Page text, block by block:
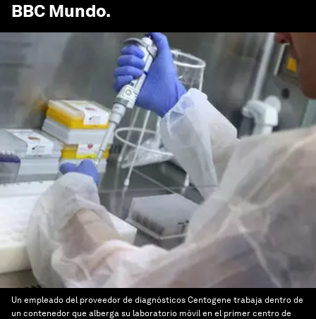
BBC Mundo.
Un empleado del proveedor de diagnósticos Centogene trabaja dentro de
un contenedor que alberga su laboratorio móvil en el primer centro de